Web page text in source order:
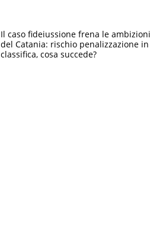
Il caso fideiussione frena le ambizioni
del Catania: rischio penalizzazione in
classifica, cosa succede?